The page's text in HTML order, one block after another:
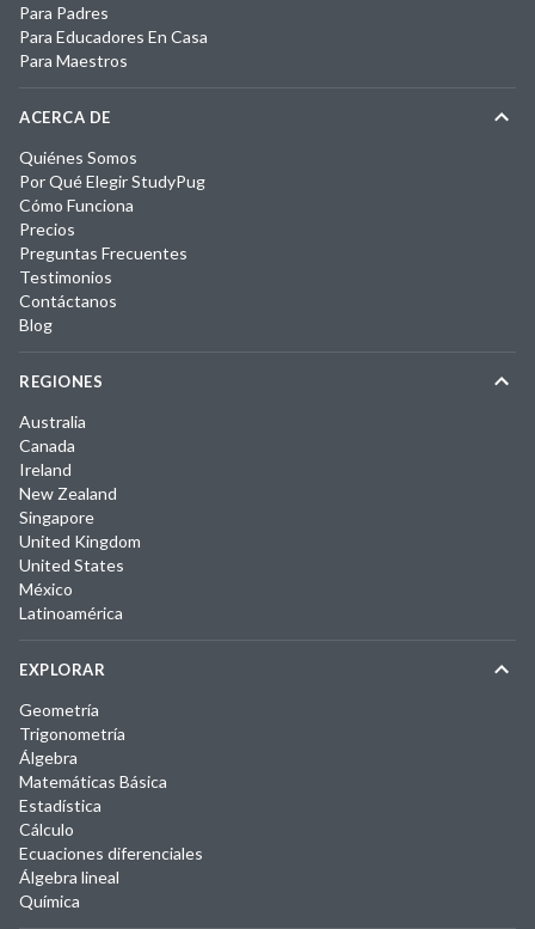
Para Padres
Para Educadores En Casa
Para Maestros
ACERCA DE
Quiénes Somos
Por Qué Elegir StudyPug
Cómo Funciona
Precios
Preguntas Frecuentes
Testimonios
Contáctanos
Blog
REGIONES
Australia
Canada
Ireland
New Zealand
Singapore
United Kingdom
United States
México
Latinoamérica
EXPLORAR
Geometría
Trigonometría
Álgebra
Matemáticas Básica
Estadística
Cálculo
Ecuaciones diferenciales
Álgebra lineal
Química